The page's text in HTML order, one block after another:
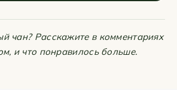
чан? Расскажите в комментариях
и что понравилось больше.